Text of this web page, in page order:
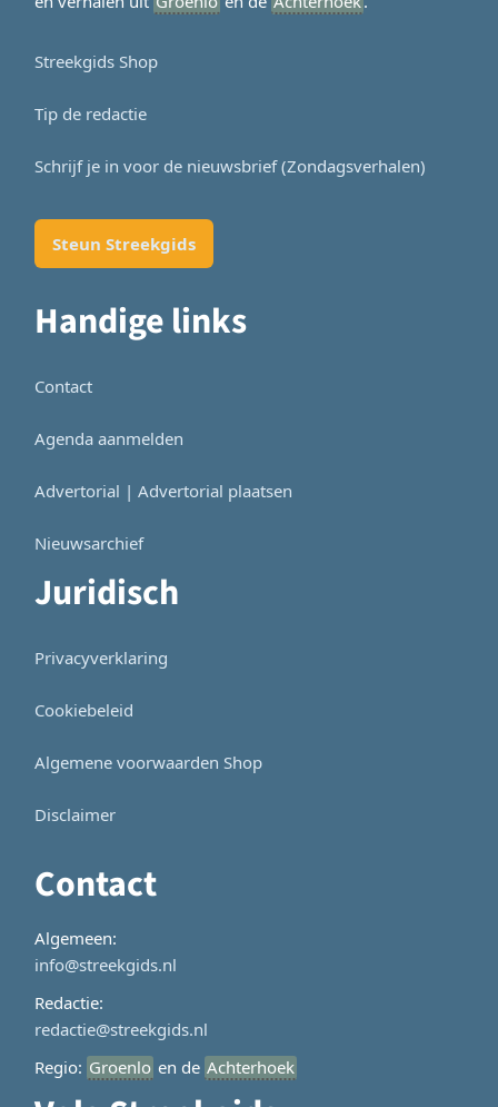
Streekgids Shop
Tip de redactie
Schrijf je in voor de nieuwsbrief (Zondagsverhalen)
Steun Streekgids
Handige links
Contact
Agenda aanmelden
Advertorial | Advertorial plaatsen
Nieuwsarchief
Juridisch
Privacyverklaring
Cookiebeleid
Algemene voorwaarden Shop
Disclaimer
Contact
Algemeen:
info@streekgids.nl
Redactie:
redactie@streekgids.nl
Regio: Groenlo en de Achterhoek